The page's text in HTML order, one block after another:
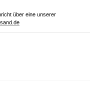
über eine unserer